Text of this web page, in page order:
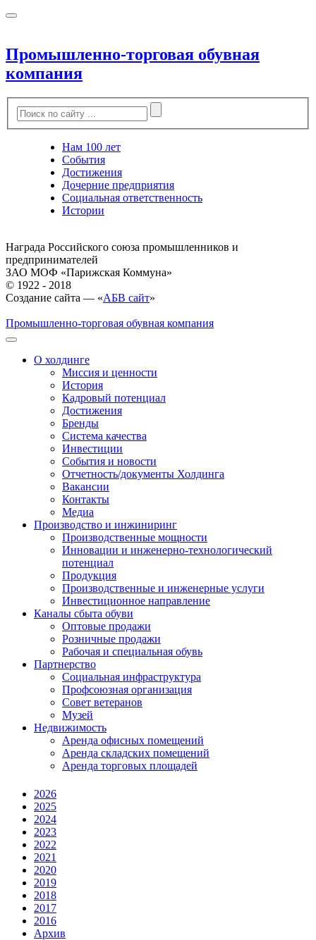
Промышленно-торговая обувная
компания
Нам 100 лет
События
Достижения
Дочерние предприятия
Социальная ответственность
Истории
Награда Российского союза промышленников и
предпринимателей
ЗАО МОФ «Парижская Коммуна»
© 1922 - 2018
Создание сайта — «АБВ сайт»
Промышленно-торговая обувная компания
О холдинге
Миссия и ценности
История
Кадровый потенциал
Достижения
Бренды
Система качества
Инвестиции
События и новости
Отчетность/документы Холдинга
Вакансии
Контакты
Медиа
Производство и инжиниринг
Производственные мощности
Инновации и инженерно-технологический
потенциал
Продукция
Производственные и инженерные услуги
Инвестиционное направление
Каналы сбыта обуви
Оптовые продажи
Розничные продажи
Рабочая и специальная обувь
Партнерство
Социальная инфраструктура
Профсоюзная организация
Совет ветеранов
Музей
Недвижимость
Аренда офисных помещений
Аренда складских помещений
Аренда торговых площадей
2026
2025
2024
2023
2022
2021
2020
2019
2018
2017
2016
Архив